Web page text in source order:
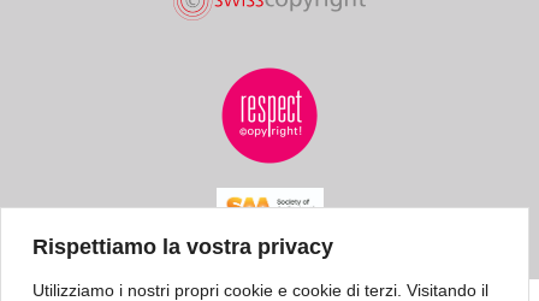
Rispettiamo la vostra privacy
Utilizziamo i nostri propri cookie e cookie di terzi. Visitando il